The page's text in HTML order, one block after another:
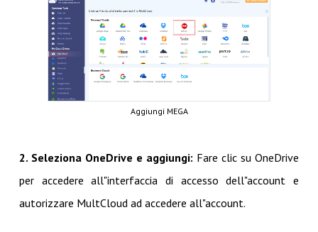
Aggiungi MEGA
2. Seleziona OneDrive e aggiungi: Fare clic su OneDrive
per accedere all"interfaccia di accesso dell"account e
autorizzare MultCloud ad accedere all"account.